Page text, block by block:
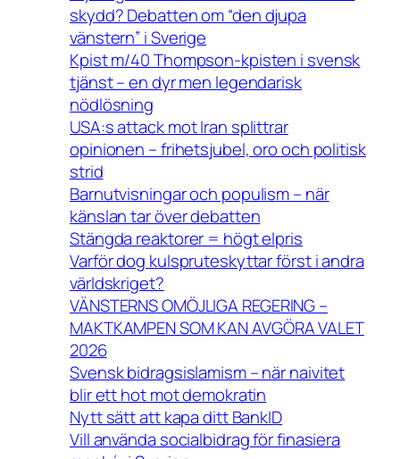
skydd? Debatten om “den djupa
vänstern” i Sverige
Kpist m/40 Thompson-kpisten i svensk
tjänst – en dyr men legendarisk
nödlösning
USA:s attack mot Iran splittrar
opinionen – frihetsjubel, oro och politisk
strid
Barnutvisningar och populism – när
känslan tar över debatten
Stängda reaktorer = högt elpris
Varför dog kulspruteskyttar först i andra
världskriget?
VÄNSTERNS OMÖJLIGA REGERING –
MAKTKAMPEN SOM KAN AVGÖRA VALET
2026
Svensk bidragsislamism – när naivitet
blir ett hot mot demokratin
Nytt sätt att kapa ditt BankID
Vill använda socialbidrag för finasiera